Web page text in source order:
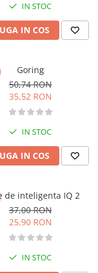
IN STOC
IN COS
Goring
50,74 RON
35,52 RON
IN STOC
IN COS
de inteligenta IQ 2
37,00 RON
25,90 RON
IN STOC